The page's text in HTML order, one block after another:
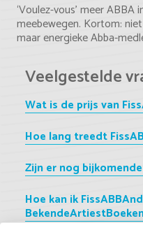
‘Voulez-vous’ meer ABBA
meebewegen. Kortom:
maar energieke Abba-
Veelgestelde
Wat is de prijs van
Hoe lang treedt
Zijn er nog
Hoe kan ik